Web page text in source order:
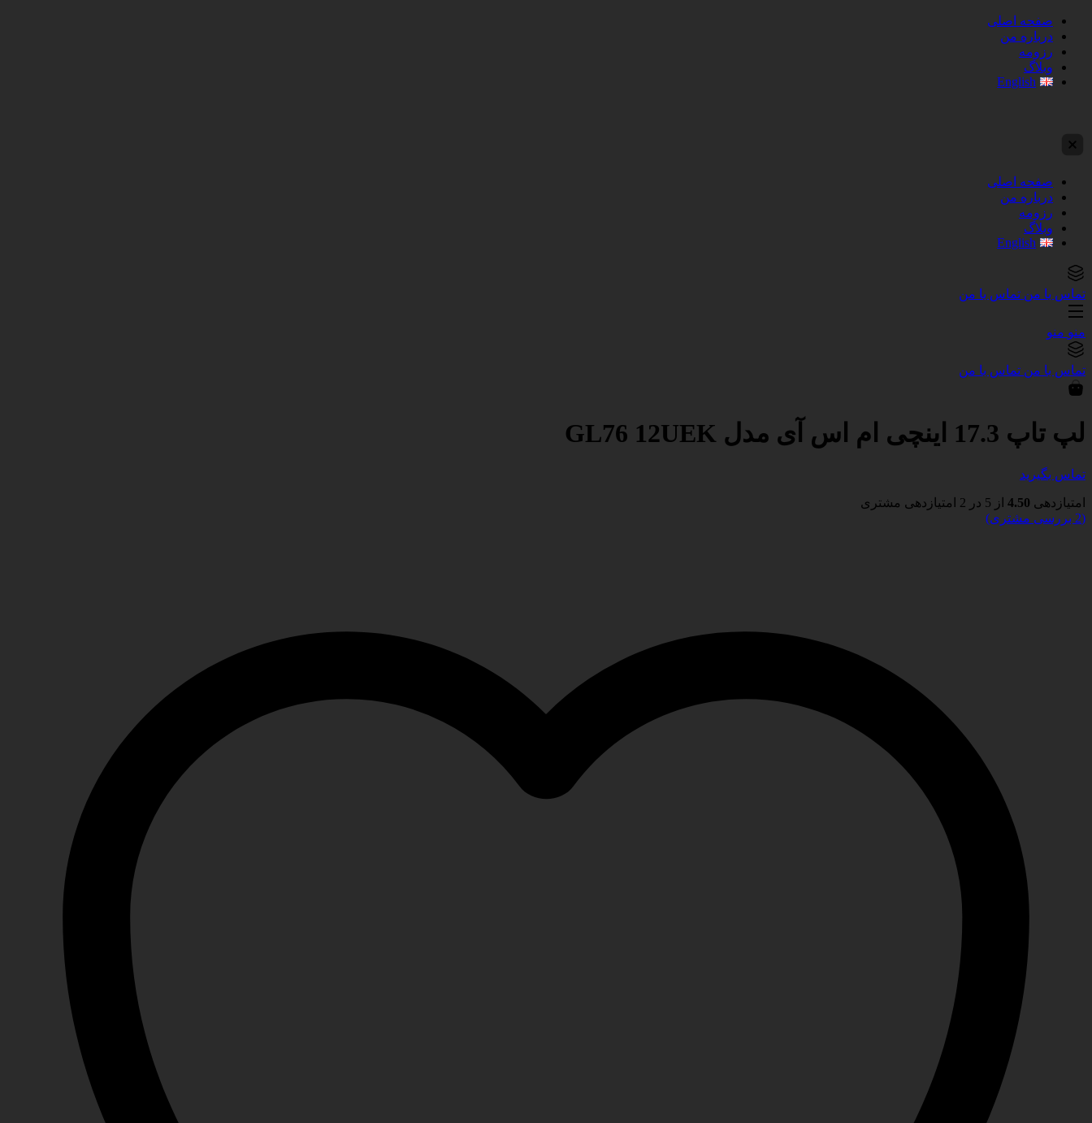
صفحه اصلی
درباره من
رزومه
وبلاگ
English
صفحه اصلی
درباره من
رزومه
وبلاگ
English
تماس با من تماس با من
منو منو
تماس با من تماس با من
لپ تاپ 17.3 اینچی ام اس آی مدل GL76 12UEK
تماس بگیرید
امتیازدهی 4.50 از 5 در 2 امتیازدهی مشتری
(
2 بررسی مشتری)